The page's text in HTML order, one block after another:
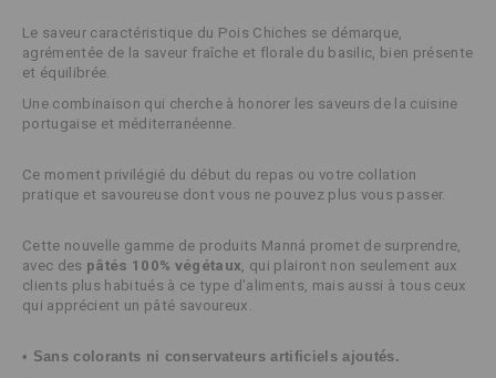
Le saveur caractéristique du Pois Chiches se démarque,
agrémentée de la saveur fraîche et florale du basilic, bien présente
et équilibrée.
Une combinaison qui cherche à honorer les saveurs de la cuisine
portugaise et méditerranéenne.
Ce moment privilégié du début du repas ou votre collation
pratique et savoureuse dont vous ne pouvez plus vous passer.
Cette nouvelle gamme de produits Manná promet de surprendre,
avec des pâtés 100% végétaux, qui plairont non seulement aux
clients plus habitués à ce type d'aliments, mais aussi à tous ceux
qui apprécient un pâté savoureux.
• Sans colorants ni conservateurs artificiels ajoutés.